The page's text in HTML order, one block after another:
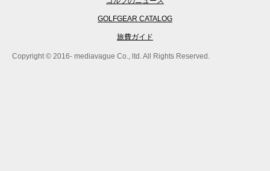
GOLFGEAR CATALOG
旅費ガイド
Copyright © 2016- mediavague Co., ltd. All Rights Reserved.